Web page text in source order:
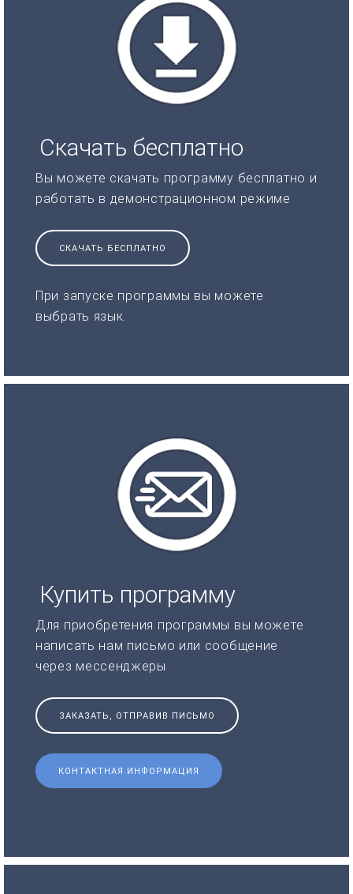
Скачать бесплатно
Вы можете скачать программу бесплатно и
работать в демонстрационном режиме
СКАЧАТЬ БЕСПЛАТНО
При запуске программы вы можете
выбрать язык.
Купить программу
Для приобретения программы вы можете
написать нам письмо или сообщение
через мессенджеры
ЗАКАЗАТЬ, ОТПРАВИВ ПИСЬМО
КОНТАКТНАЯ ИНФОРМАЦИЯ